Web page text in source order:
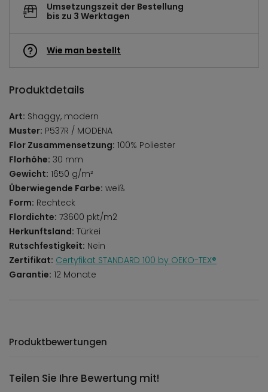
Umsetzungszeit der Bestellung
bis zu 3 Werktagen
Wie man bestellt
Produktdetails
Art: Shaggy, modern
Muster: P537R / MODENA
Flor Zusammensetzung: 100% Poliester
Florhöhe: 30 mm
Gewicht: 1650 g/m²
Überwiegende Farbe: weiß
Form: Rechteck
Flordichte: 73600 pkt/m2
Herkunftsland: Türkei
Rutschfestigkeit: Nein
Zertifikat: Certyfikat STANDARD 100 by OEKO-TEX®
Garantie: 12 Monate
Produktbewertungen
Teilen Sie Ihre Bewertung mit!